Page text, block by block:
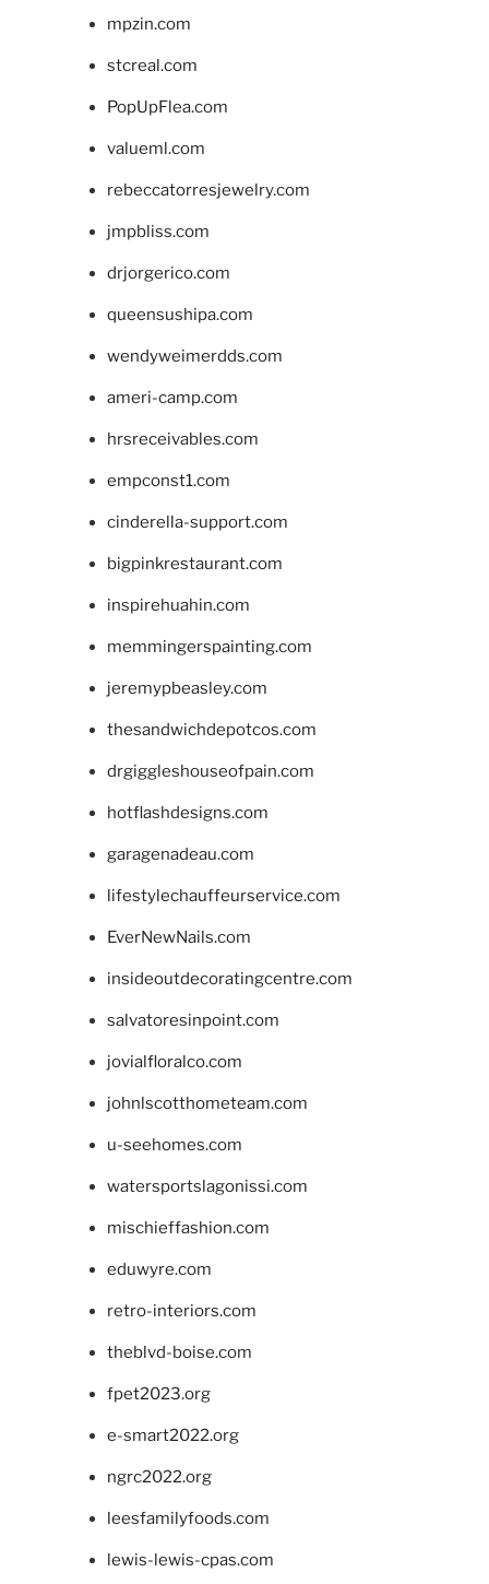
mpzin.com
stcreal.com
PopUpFlea.com
valueml.com
rebeccatorresjewelry.com
jmpbliss.com
drjorgerico.com
queensushipa.com
wendyweimerdds.com
ameri-camp.com
hrsreceivables.com
empconst1.com
cinderella-support.com
bigpinkrestaurant.com
inspirehuahin.com
memmingerspainting.com
jeremypbeasley.com
thesandwichdepotcos.com
drgiggleshouseofpain.com
hotflashdesigns.com
garagenadeau.com
lifestylechauffeurservice.com
EverNewNails.com
insideoutdecoratingcentre.com
salvatoresinpoint.com
jovialfloralco.com
johnlscotthometeam.com
u-seehomes.com
watersportslagonissi.com
mischieffashion.com
eduwyre.com
retro-interiors.com
theblvd-boise.com
fpet2023.org
e-smart2022.org
ngrc2022.org
leesfamilyfoods.com
lewis-lewis-cpas.com